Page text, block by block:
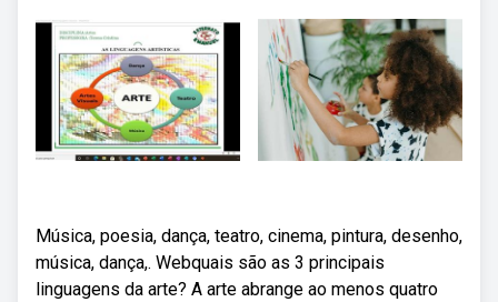
Música, poesia, dança, teatro, cinema, pintura, desenho,
música, dança,. Webquais são as 3 principais
linguagens da arte? A arte abrange ao menos quatro